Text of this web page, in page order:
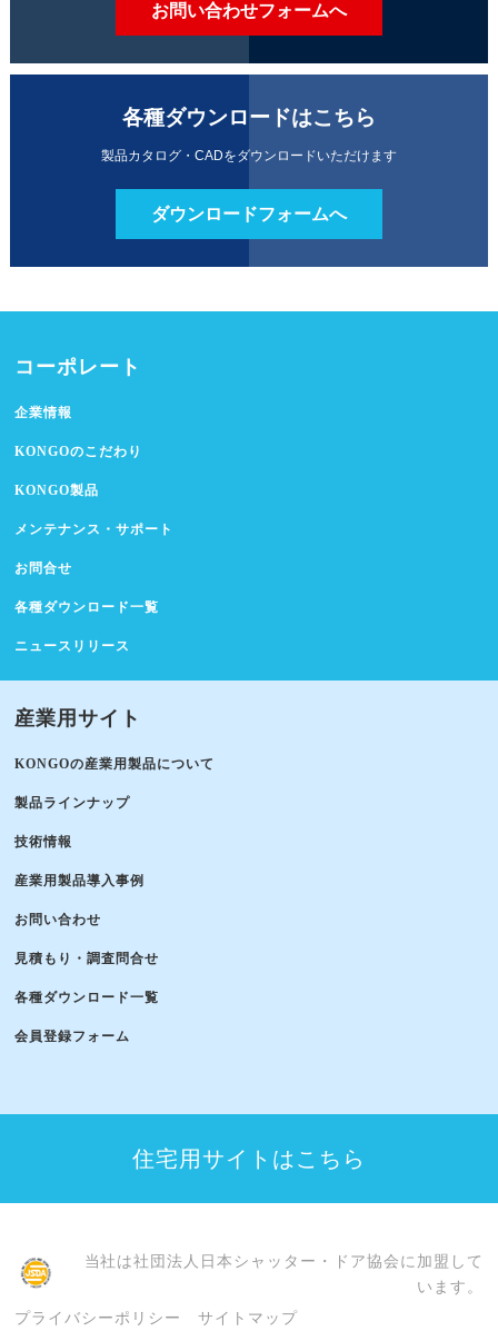
お問い合わせフォームへ
各種ダウンロードはこちら
製品カタログ・CADをダウンロードいただけます
ダウンロードフォームへ
コーポレート
企業情報
KONGOのこだわり
KONGO製品
メンテナンス・サポート
お問合せ
各種ダウンロード一覧
ニュースリリース
産業用サイト
KONGOの産業用製品について
製品ラインナップ
技術情報
産業用製品導入事例
お問い合わせ
見積もり・調査問合せ
各種ダウンロード一覧
会員登録フォーム
住宅用サイトはこちら
当社は社団法人日本シャッター・ドア協会に加盟して
います。
プライバシーポリシー
サイトマップ